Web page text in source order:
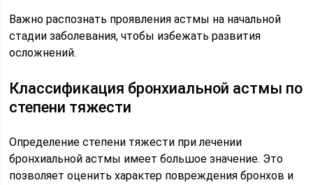
Важно распознать проявления астмы на начальной
стадии заболевания, чтобы избежать развития
осложнений.
Классификация бронхиальной астмы по
степени тяжести
Определение степени тяжести при лечении
бронхиальной астмы имеет большое значение. Это
позволяет оценить характер повреждения бронхов и